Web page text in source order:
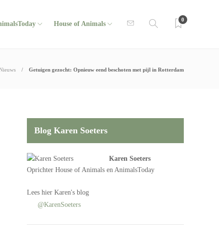
House of Animals
0
Getuigen gezocht: Opnieuw eend beschoten met pijl in Rotterdam
Blog Karen Soeters
Karen Soeters
OprichterHouse of Animals en AnimalsToday
Leeshier Karen's blog
@KarenSoeters